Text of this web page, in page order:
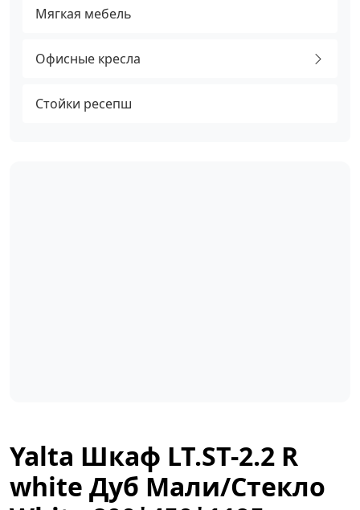
Мягкая мебель
Офисные кресла
Стойки ресепш
Yalta Шкаф LT.ST-2.2 R
white Дуб Мали/Стекло